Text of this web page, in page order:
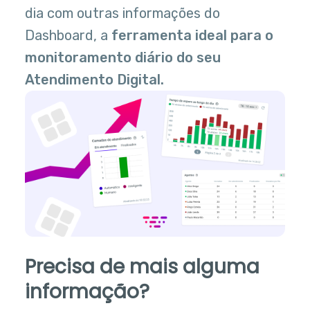
dia com outras informações do
Dashboard, a ferramenta ideal para o
monitoramento diário do seu
Atendimento Digital.
Precisa de mais alguma
informação?